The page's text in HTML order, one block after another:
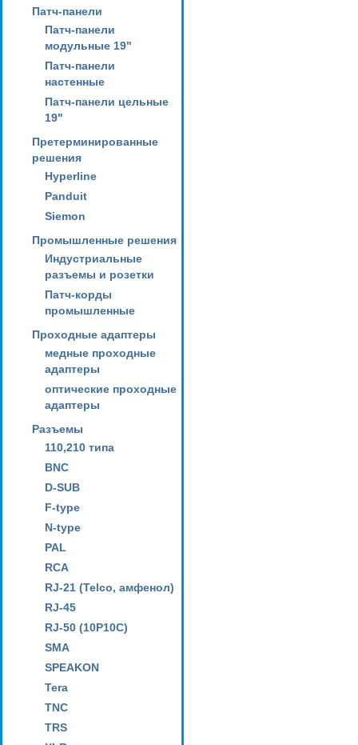
Патч-панели
Патч-панели
модульные 19"
Патч-панели
настенные
Патч-панели цельные
19"
Претерминированные
решения
Hyperline
Panduit
Siemon
Промышленные решения
Индустриальные
разъемы и розетки
Патч-корды
промышленные
Проходные адаптеры
медные проходные
адаптеры
оптические проходные
адаптеры
Разъемы
110,210 типа
BNC
D-SUB
F-type
N-type
PAL
RCA
RJ-21 (Telco, амфенол)
RJ-45
RJ-50 (10P10C)
SMA
SPEAKON
Tera
TNC
TRS